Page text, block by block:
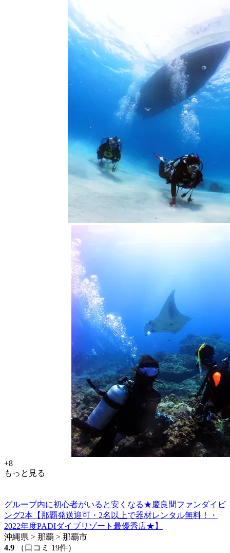
+8
もっと見る
グループ内に初心者がいると安くなる★慶良間ファンダイビ
ング2本【那覇発送迎可・2名以上で器材レンタル無料！・
2022年度PADIダイブリゾート最優秀店★】
沖縄県 > 那覇 > 那覇市
4.9
（口コミ 19件）